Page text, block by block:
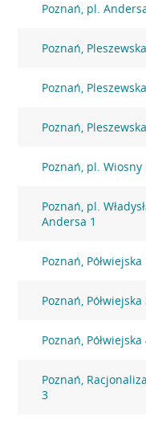
Poznań, pl.
Poznań,
Poznań,
Poznań,
Poznań, pl.
Poznań, pl.
Andersa 1
Poznań, Półwiejska
Poznań, Półwiejska
Poznań, Półwiejska
Poznań,
3